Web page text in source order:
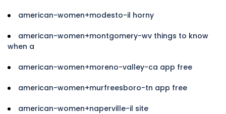
american-women+modesto-il horny
american-women+montgomery-wv things to know
when a
american-women+moreno-valley-ca app free
american-women+murfreesboro-tn app free
american-women+naperville-il site